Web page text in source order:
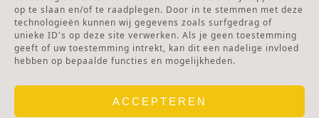
op te slaan en/of te raadplegen. Door in te stemmen met deze
technologieën kunnen wij gegevens zoals surfgedrag of
unieke ID's op deze site verwerken. Als je geen toestemming
geeft of uw toestemming intrekt, kan dit een nadelige invloed
hebben op bepaalde functies en mogelijkheden.
ACCEPTEREN
ANBI Stichting
RSIN nummer:002832987